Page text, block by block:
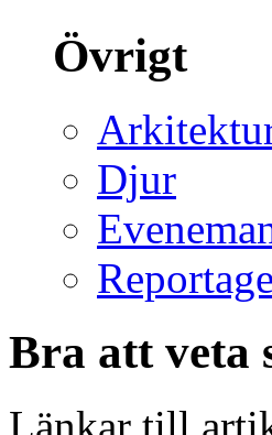
Övrigt
Djur
Reportage
Bra att veta